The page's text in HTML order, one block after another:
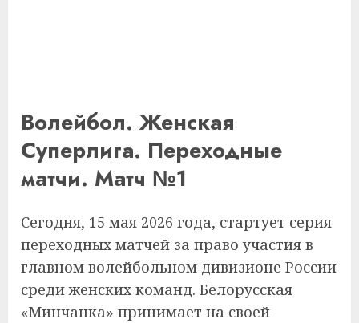
Волейбол. Женская
Суперлига. Переходные
матчи. Матч №1
Сегодня, 15 мая 2026 года, стартует серия
переходных матчей за право участия в
главном волейбольном дивизионе России
среди женских команд. Белорусская
«Минчанка» принимает на своей